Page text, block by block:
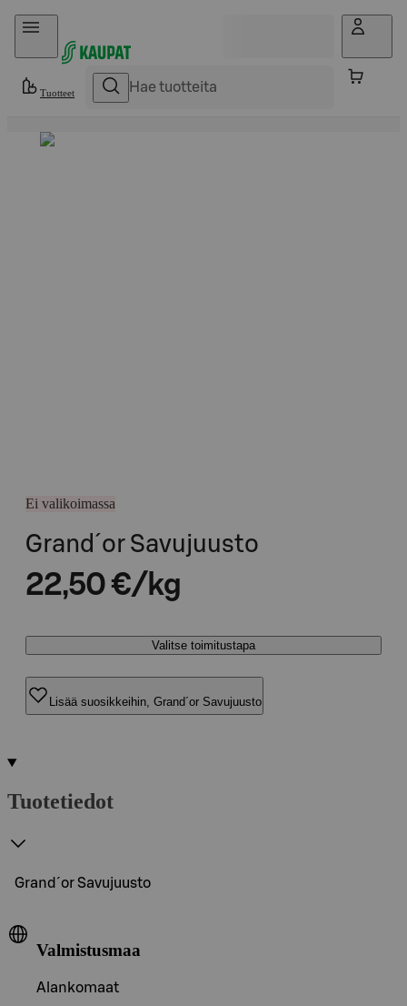
Hyppää sisältöön
Tuotteet
Ei valikoimassa
Grand´or Savujuusto
22,50 €/kg
Valitse toimitustapa
Lisää suosikkeihin, Grand´or Savujuusto
Tuotetiedot
Grand´or Savujuusto
Valmistusmaa
Alankomaat